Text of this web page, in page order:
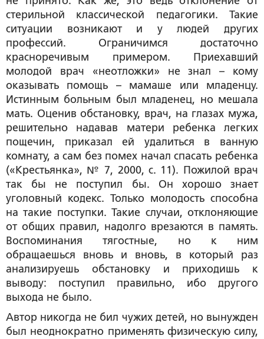
стерильной классической педагогики. Такие
ситуации возникают и у людей других
профессий. Ограничимся достаточно
красноречивым примером. Приехавший
молодой врач «неотложки» не знал – кому
оказывать помощь – мамаше или младенцу.
Истинным больным был младенец, но мешала
мать. Оценив обстановку, врач, на глазах мужа,
решительно надавав матери ребенка легких
пощечин, приказал ей удалиться в ванную
комнату, а сам без помех начал спасать ребенка
(«Крестьянка», № 7, 2000, с. 11). Пожилой врач
так бы не поступил бы. Он хорошо знает
уголовный кодекс. Только молодость способна
на такие поступки. Такие случаи, отклоняющие
от общих правил, надолго врезаются в память.
Воспоминания тягостные, но к ним
обращаешься вновь и вновь, в который раз
анализируешь обстановку и приходишь к
выводу: поступил правильно, ибо другого
выхода не было.
Автор никогда не бил чужих детей, но вынужден
был неоднократно применять физическую силу,